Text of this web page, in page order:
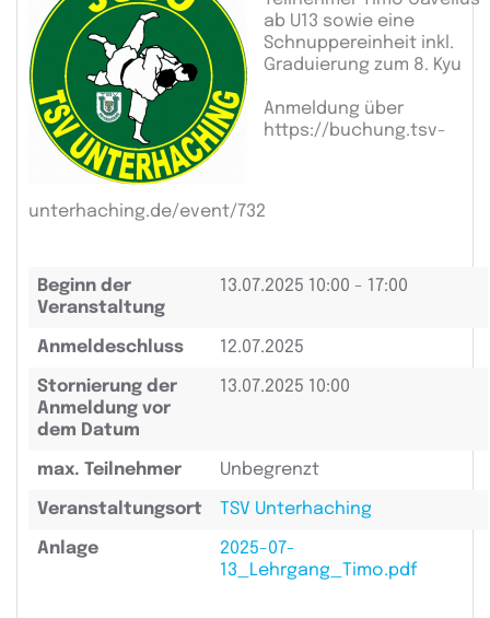
ab U13 sowie eine
Schnuppereinheit inkl.
Graduierung zum 8. Kyu
Anmeldung über
https://buchung.tsv-
unterhaching.de/event/732
Beginn der
Veranstaltung
13.07.2025 10:00 - 17:00
Anmeldeschluss 12.07.2025
Stornierung der
Anmeldung vor
dem Datum
13.07.2025 10:00
max. Teilnehmer Unbegrenzt
Veranstaltungsort TSV Unterhaching
Anlage
2025-07-
13_Lehrgang_Timo.pdf